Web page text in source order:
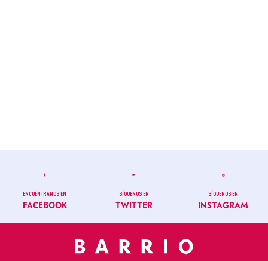
ENCUÉNTRANOS EN
FACEBOOK
SÍGUENOS EN
TWITTER
SÍGUENOS EN
INSTAGRAM